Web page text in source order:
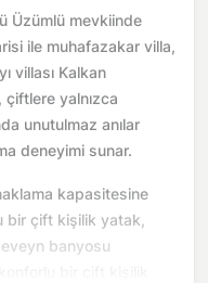
Üzümlü mevkiinde
ile muhafazakar villa,
villası Kalkan
çiftlere yalnızca
unutulmaz anılar
deneyimi sunar.
kapasitesine
bir çift kişilik yatak,
banyosu